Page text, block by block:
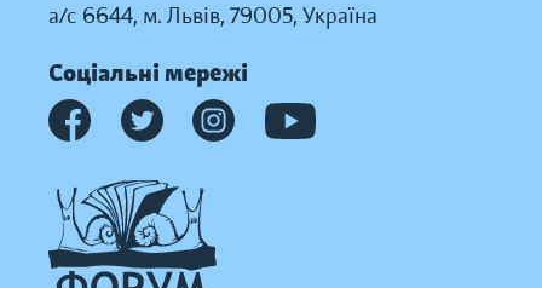
а/с 6644, м. Львів, 79005, Україна
Соціальні мережі